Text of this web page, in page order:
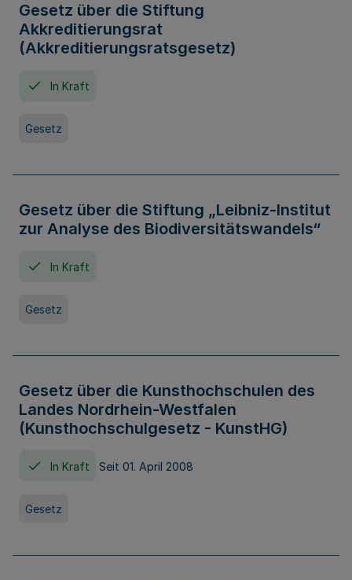
Gesetz über die Stiftung
Akkreditierungsrat
(Akkreditierungsratsgesetz)
In Kraft
Gesetz
Gesetz über die Stiftung „Leibniz-Institut
zur Analyse des Biodiversitätswandels“
In Kraft
Gesetz
Gesetz über die Kunsthochschulen des
Landes Nordrhein-Westfalen
(Kunsthochschulgesetz - KunstHG)
In Kraft Seit 01. April 2008
Gesetz